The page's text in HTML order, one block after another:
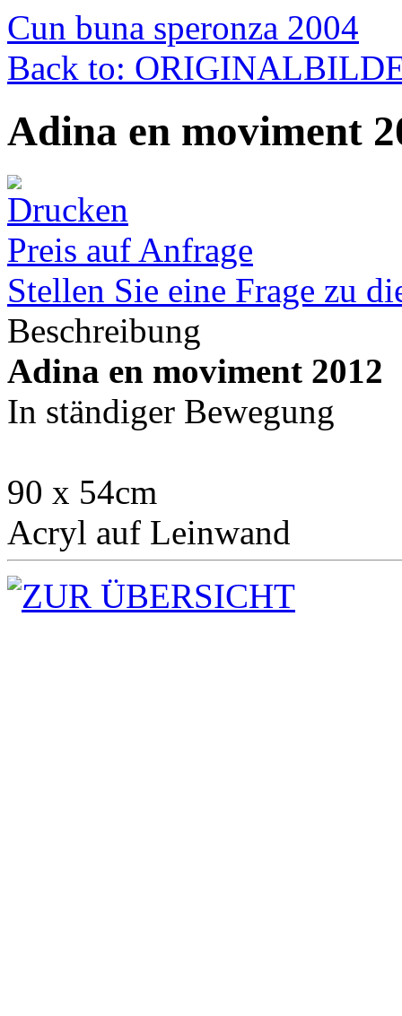
Cun buna speronza 2004
Back to:
Adina en moviment
Preis auf Anfrage
Stellen Sie eine Frage zu
Beschreibung
Adina en moviment 2012
In ständiger Bewegung
90 x 54cm
Acryl auf Leinwand
ZUR ÜBERSICHT